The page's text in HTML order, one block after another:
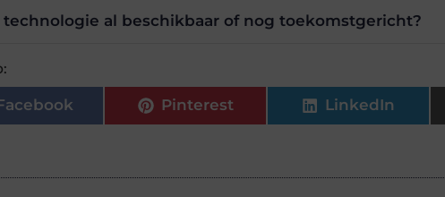
technologie al beschikbaar of nog toekomstgericht?
Pinterest LinkedIn